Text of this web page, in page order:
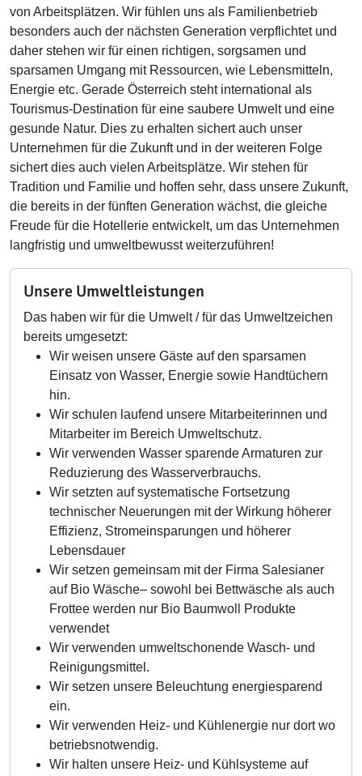
von Arbeitsplätzen. Wir fühlen uns als Familienbetrieb
besonders auch der nächsten Generation verpflichtet und
daher stehen wir für einen richtigen, sorgsamen und
sparsamen Umgang mit Ressourcen, wie Lebensmitteln,
Energie etc. Gerade Österreich steht international als
Tourismus-Destination für eine saubere Umwelt und eine
gesunde Natur. Dies zu erhalten sichert auch unser
Unternehmen für die Zukunft und in der weiteren Folge
sichert dies auch vielen Arbeitsplätze. Wir stehen für
Tradition und Familie und hoffen sehr, dass unsere Zukunft,
die bereits in der fünften Generation wächst, die gleiche
Freude für die Hotellerie entwickelt, um das Unternehmen
langfristig und umweltbewusst weiterzuführen!
Unsere Umweltleistungen
Das haben wir für die Umwelt / für das Umweltzeichen
bereits umgesetzt:
Wir weisen unsere Gäste auf den sparsamen
Einsatz von Wasser, Energie sowie Handtüchern
hin.
Wir schulen laufend unsere Mitarbeiterinnen und
Mitarbeiter im Bereich Umweltschutz.
Wir verwenden Wasser sparende Armaturen zur
Reduzierung des Wasserverbrauchs.
Wir setzten auf systematische Fortsetzung
technischer Neuerungen mit der Wirkung höherer
Effizienz, Stromeinsparungen und höherer
Lebensdauer
Wir setzen gemeinsam mit der Firma Salesianer
auf Bio Wäsche– sowohl bei Bettwäsche als auch
Frottee werden nur Bio Baumwoll Produkte
verwendet
Wir verwenden umweltschonende Wasch- und
Reinigungsmittel.
Wir setzen unsere Beleuchtung energiesparend
ein.
Wir verwenden Heiz- und Kühlenergie nur dort wo
betriebsnotwendig.
Wir halten unsere Heiz- und Kühlsysteme auf